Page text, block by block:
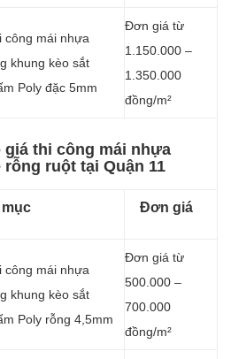
công mái nhựa
khung kèo sắt
Poly đặc 5mm
Đơn giá từ
1.150.000 –
1.350.000
đồng/m²
giá thi công mái nhựa
ruột tại Quận 11
mục Đơn giá
công mái nhựa
khung kèo sắt
Poly rỗng 4,5mm
Đơn giá từ
500.000 –
700.000
đồng/m²